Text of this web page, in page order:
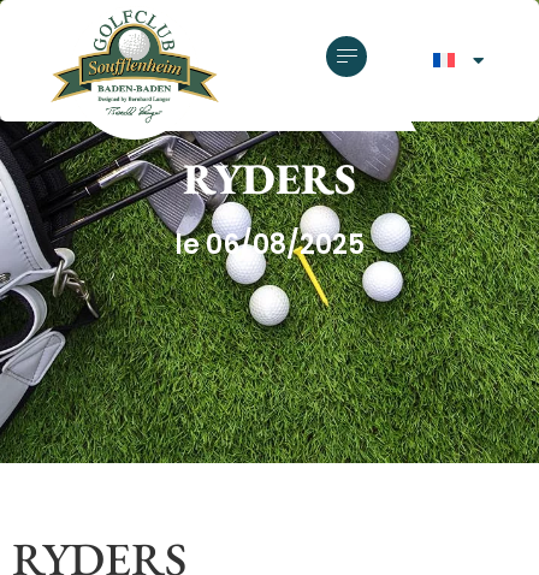
GOLF CLUB SOUFFLENHEIM
RYDERS
le 06/08/2025
RYDERS